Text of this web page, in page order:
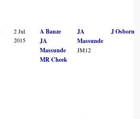
2 Jul
2015
A Banze
JA
Massunde
MR Cheek
JA
Massunde
JM12
J Osborne